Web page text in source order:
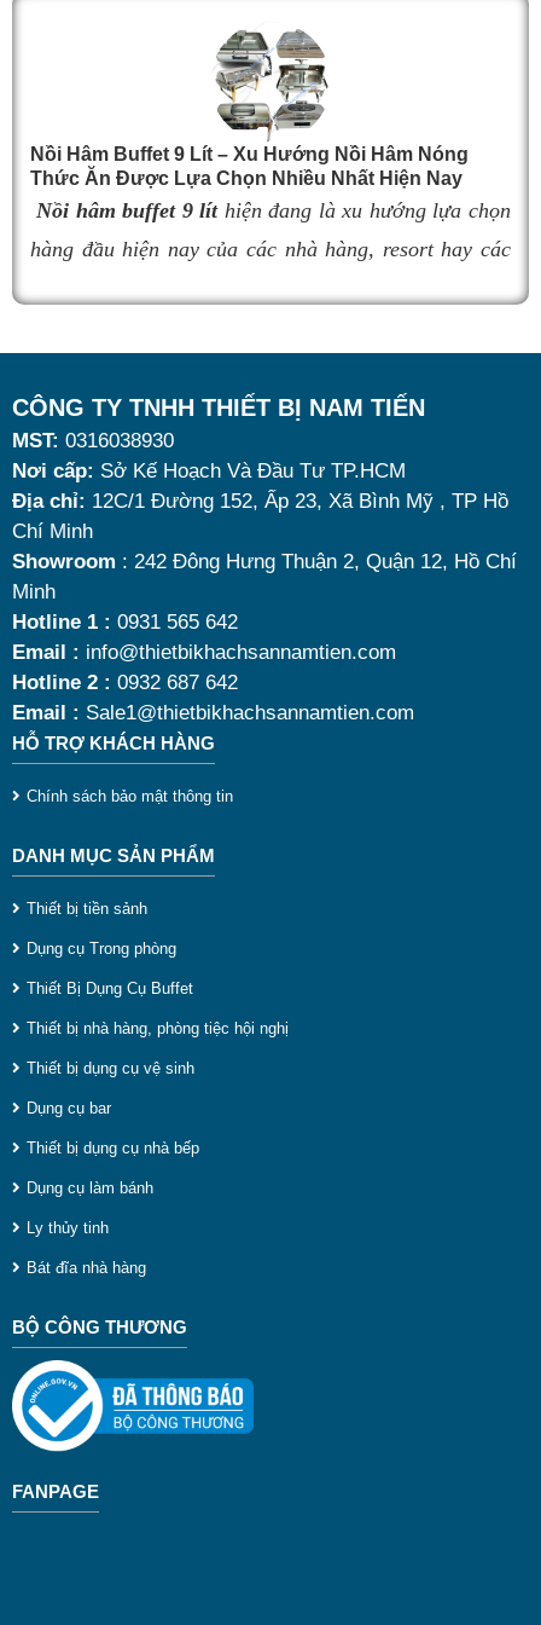
chất lượng, khả năng giữ nhiệt kém sẽ khiến thức ăn
nhanh nguội, làm giảm hương vị món ăn và ảnh
hưởng đến trải nghiệm khách hàng. Vì vậy, việc chọn
đúng sản phẩm giữ nhiệt tốt, bền đẹp và phù hợp nhu
cầu sử dụng là vô cùng quan trọng. Dưới đây là
Nồi Hâm Buffet 9 Lít – Xu Hướng Nồi Hâm Nóng
Thức Ăn Được Lựa Chọn Nhiều Nhất Hiện Nay
Nồi hâm buffet 9 líthiện đang là xu hướng lựa chọn
hàng đầu hiện nay của các nhà hàng, resort hay các
Tuy nhiên, giữa hàng loạt mẫu mã trên thị trường,
đâu là loại phù hợp nhất? Nên chọn nồi hâm buffet
dùng điện hay dùng cồn? Cùng tìm hiểu những tiêu
chí quan trọng giúp bạn chọn được mẫu
nóng thức ăn 9 lítchất lượng, bền đẹp và tối ưu chi
phí nhất hiện nay.
CÔNG TY TNHH THIẾT BỊ NAM TIẾN
MST: 0316038930
Nơi cấp: Sở Kế Hoạch Và Đầu Tư TP.HCM
Địa chỉ: 12C/1 Đường 152, Ấp 23, Xã Bình Mỹ , TP Hồ
Chí Minh
Showroom : 242 Đông Hưng Thuận 2, Quận 12, Hồ Chí
Minh
Hotline 1 : 0931 565 642
Email : info@thietbikhachsannamtien.com
Hotline 2 : 0932 687 642
Email : Sale1@thietbikhachsannamtien.com
HỖ TRỢ KHÁCH HÀNG
Chính sách bảo mật thông tin
DANH MỤC SẢN PHẨM
Thiết bị tiền sảnh
Dụng cụ Trong phòng
Thiết Bị Dụng Cụ Buffet
Thiết bị nhà hàng, phòng tiệc hội nghị
Thiết bị dụng cụ vệ sinh
Dụng cụ bar
Thiết bị dụng cụ nhà bếp
Dụng cụ làm bánh
Ly thủy tinh
Bát đĩa nhà hàng
BỘ CÔNG THƯƠNG
FANPAGE